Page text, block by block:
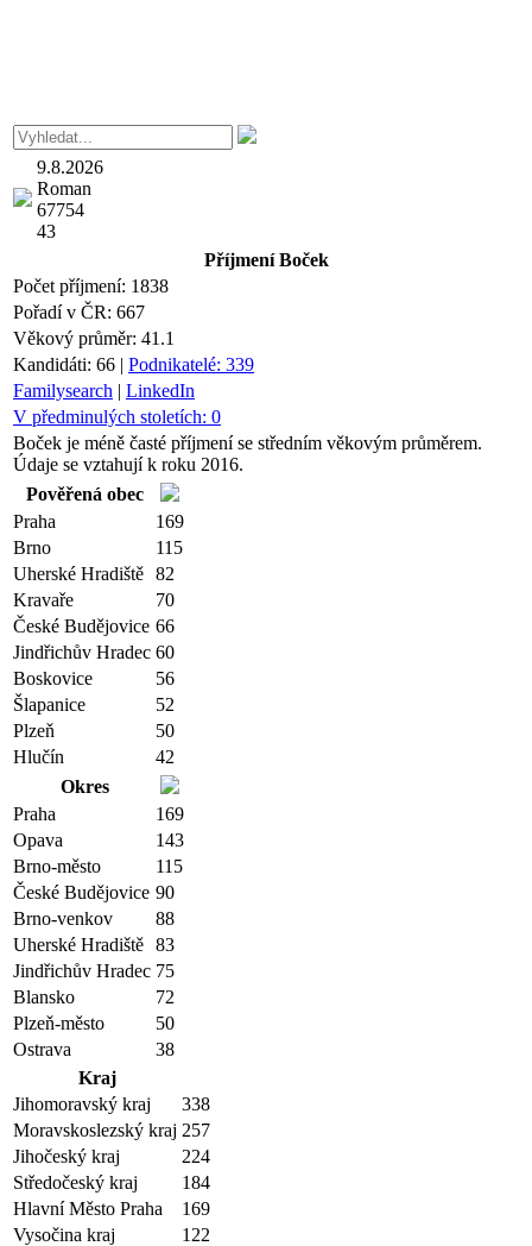
9.8.2026
Roman
67754
43
PříjmeníBoček
Počet příjmení: 1838
Pořadí v ČR: 667
Věkový průměr: 41.1
Kandidáti: 66 | Podnikatelé: 339
Familysearch | LinkedIn
V předminulých stoletích: 0
Boček je méně časté příjmení se středním věkovým průměrem.
Údaje se vztahují k roku 2016.
Pověřená obec
Praha
169
Brno
115
Uherské Hradiště 82
Kravaře
70
České Budějovice 66
Jindřichův Hradec 60
Boskovice
56
Šlapanice
52
Plzeň
50
Hlučín
42
Okres
Praha
169
Opava
143
Brno-město
115
České Budějovice 90
Brno-venkov
88
Uherské Hradiště 83
Jindřichův Hradec 75
Blansko
72
Plzeň-město
50
Ostrava
38
Kraj
Jihomoravský kraj
338
Moravskoslezský kraj 257
Jihočeský kraj
224
Středočeský kraj
184
Hlavní Město Praha
169
Vysočina kraj
122